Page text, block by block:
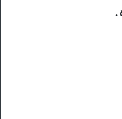
.